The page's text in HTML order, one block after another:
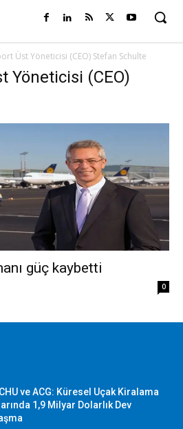
Üst Yöneticisi (CEO) Stefan Schulte
Yöneticisi (CEO)
güç kaybetti
0
ve ACG: Küresel Uçak Kiralama
1,9 Milyar Dolarlık Dev